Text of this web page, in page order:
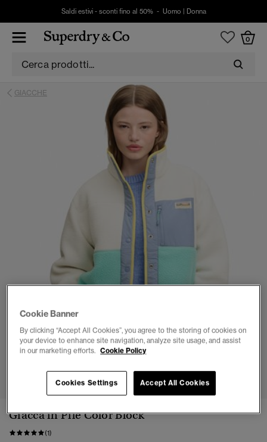
Saldi estivi - sconti fino al 50% - Uomo Donna
0
GIACCHE
Giacca in Pile Color Block
(1)
Cookie Banner
By clicking “Accept All Cookies”, you agree to the storing of cookies on
your device to enhance site navigation, analyze site usage, and assist
in our marketing efforts. Cookie Policy
Cookies Settings Accept All Cookies